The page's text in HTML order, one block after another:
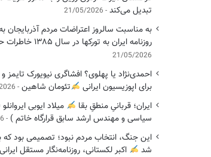
تبدیل می‌کند 21/05/2026
به مناسبت سالروز اعتراضات مردم آذربایجان
روزنامه ایران به تورکها در سال ۱۳۸۵ خاطرات حامد یگانه پور
21/05/2026
احمدی‌نژاد یا پهلوی؟ افشاگری نیویورک
برای اپوزیسیون ایرانی
تئومان شاهین
ایران؛ قربانیِ منطقِ بقا
میلاد ایوبی
سیاسی ‌و مهندس ارشد سابق قرارگاه خاتم )
این جنگ، انتخاب مردم نبود؛ تصمیمی بود که
شد
اکبر لکستانی، روزنامه‌نگار مستقل